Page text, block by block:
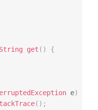
String get ( )
{
e)
( ) ;